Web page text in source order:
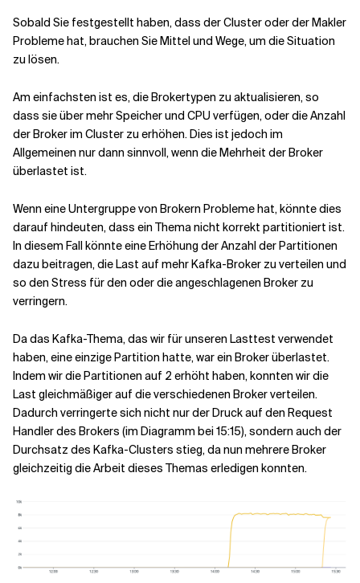
Sobald Sie festgestellt haben, dass der Cluster oder der Makler
Probleme hat, brauchen Sie Mittel und Wege, um die Situation
zu lösen.
Am einfachsten ist es, die Brokertypen zu aktualisieren, so
dass sie über mehr Speicher und CPU verfügen, oder die Anzahl
der Broker im Cluster zu erhöhen. Dies ist jedoch im
Allgemeinen nur dann sinnvoll, wenn die Mehrheit der Broker
überlastet ist.
Wenn eine Untergruppe von Brokern Probleme hat, könnte dies
darauf hindeuten, dass ein Thema nicht korrekt partitioniert ist.
In diesem Fall könnte eine Erhöhung der Anzahl der Partitionen
dazu beitragen, die Last auf mehr Kafka-Broker zu verteilen und
so den Stress für den oder die angeschlagenen Broker zu
verringern.
Da das Kafka-Thema, das wir für unseren Lasttest verwendet
haben, eine einzige Partition hatte, war ein Broker überlastet.
Indem wir die Partitionen auf 2 erhöht haben, konnten wir die
Last gleichmäßiger auf die verschiedenen Broker verteilen.
Dadurch verringerte sich nicht nur der Druck auf den Request
Handler des Brokers (im Diagramm bei 15:15), sondern auch der
Durchsatz des Kafka-Clusters stieg, da nun mehrere Broker
gleichzeitig die Arbeit dieses Themas erledigen konnten.